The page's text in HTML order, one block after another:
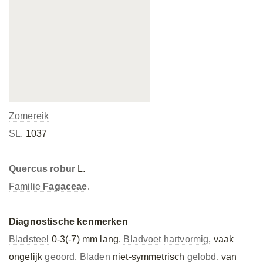
Zomereik
SL. 1037
Quercus robur L.
Familie Fagaceae.
Diagnostische kenmerken
Bladsteel 0-3(-7) mm lang. Bladvoet hartvormig, vaak
ongelijkgeoord. Bladen niet-symmetrisch gelobd , van